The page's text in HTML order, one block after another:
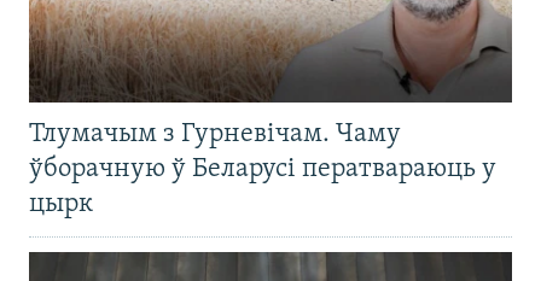
Тлумачым з Гурневічам. Чаму
ўборачную ў Беларусі ператвараюць у
цырк